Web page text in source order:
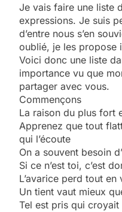
Je vais faire une liste
expressions. Je suis
d’entre nous s’en
oublié, je les propose
Voici donc une liste
importance vu que
partager avec vous.
Commençons
La raison du plus fort
Apprenez que tout
qui l’écoute
On a souvent besoin
Si ce n’est toi, c’est
L’avarice perd tout
Un tient vaut mieux
Tel est pris qui croyait